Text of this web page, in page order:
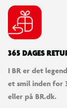
365 DAGES
I BR er det
et smil inden for
eller på BR.dk.